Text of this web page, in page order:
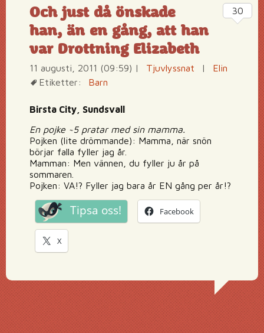
Och just då önskade
han, än en gång, att han
var Drottning Elizabeth
11 augusti, 2011 (09:59) | Tjuvlyssnat |
Elin
Etiketter:
Barn
Birsta City, Sundsvall
En pojke ~5 pratar med sin mamma.
Pojken (lite drömmande): Mamma, när snön
börjar falla fyller jag år.
Mamman: Men vännen, du fyller ju år på
sommaren.
Pojken: VA!? Fyller jag bara år EN gång per år!?
Tipsa oss! Facebook
X
30